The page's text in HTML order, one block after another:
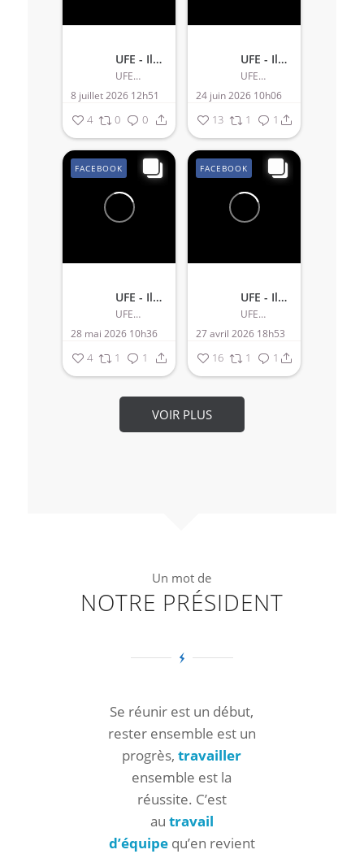
UFE - Ile Maurice
UFE - Ile Maurice
8 juillet 2026 12h51
4 0 0
UFE - Ile Maurice
UFE - Ile Maurice
24 juin 2026 10h06
13 1 1
UFE - Ile Maurice
UFE - Ile Maurice
28 mai 2026 10h36
FACEBOOK
4 1 1
UFE - Ile Maurice
UFE - Ile Maurice
27 avril 2026 18h53
FACEBOOK
16 1 1
VOIR PLUS
Un mot de
NOTRE PRÉSIDENT
Se réunir est un début,
rester ensemble est un
progrès,travailler
ensemble est la
réussite. C’est
au travail
d’équipequ’en revient